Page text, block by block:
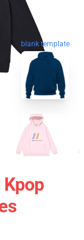
blank template